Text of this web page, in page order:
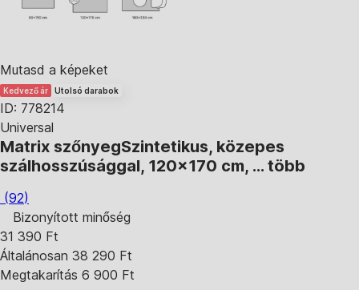
Mutasd a képeket
Kedvező ár Utolsó darabok
ID: 778214
Universal
Matrix szőnyegSzintetikus, közepes
szálhosszúsággal, 120x170 cm, … több
(92)
Bizonyított minőség
31 390 Ft
Általánosan 38 290 Ft
Megtakarítás 6 900 Ft